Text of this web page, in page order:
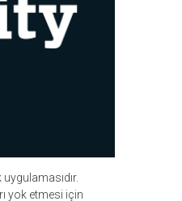
yok etmesi için